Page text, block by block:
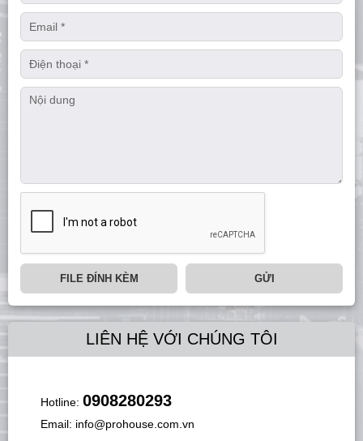
FILE ĐÍNH KÈM GỬI
LIÊN HỆ VỚI CHÚNG TÔI
Hotline: 0908280293
Email: info@prohouse.com.vn